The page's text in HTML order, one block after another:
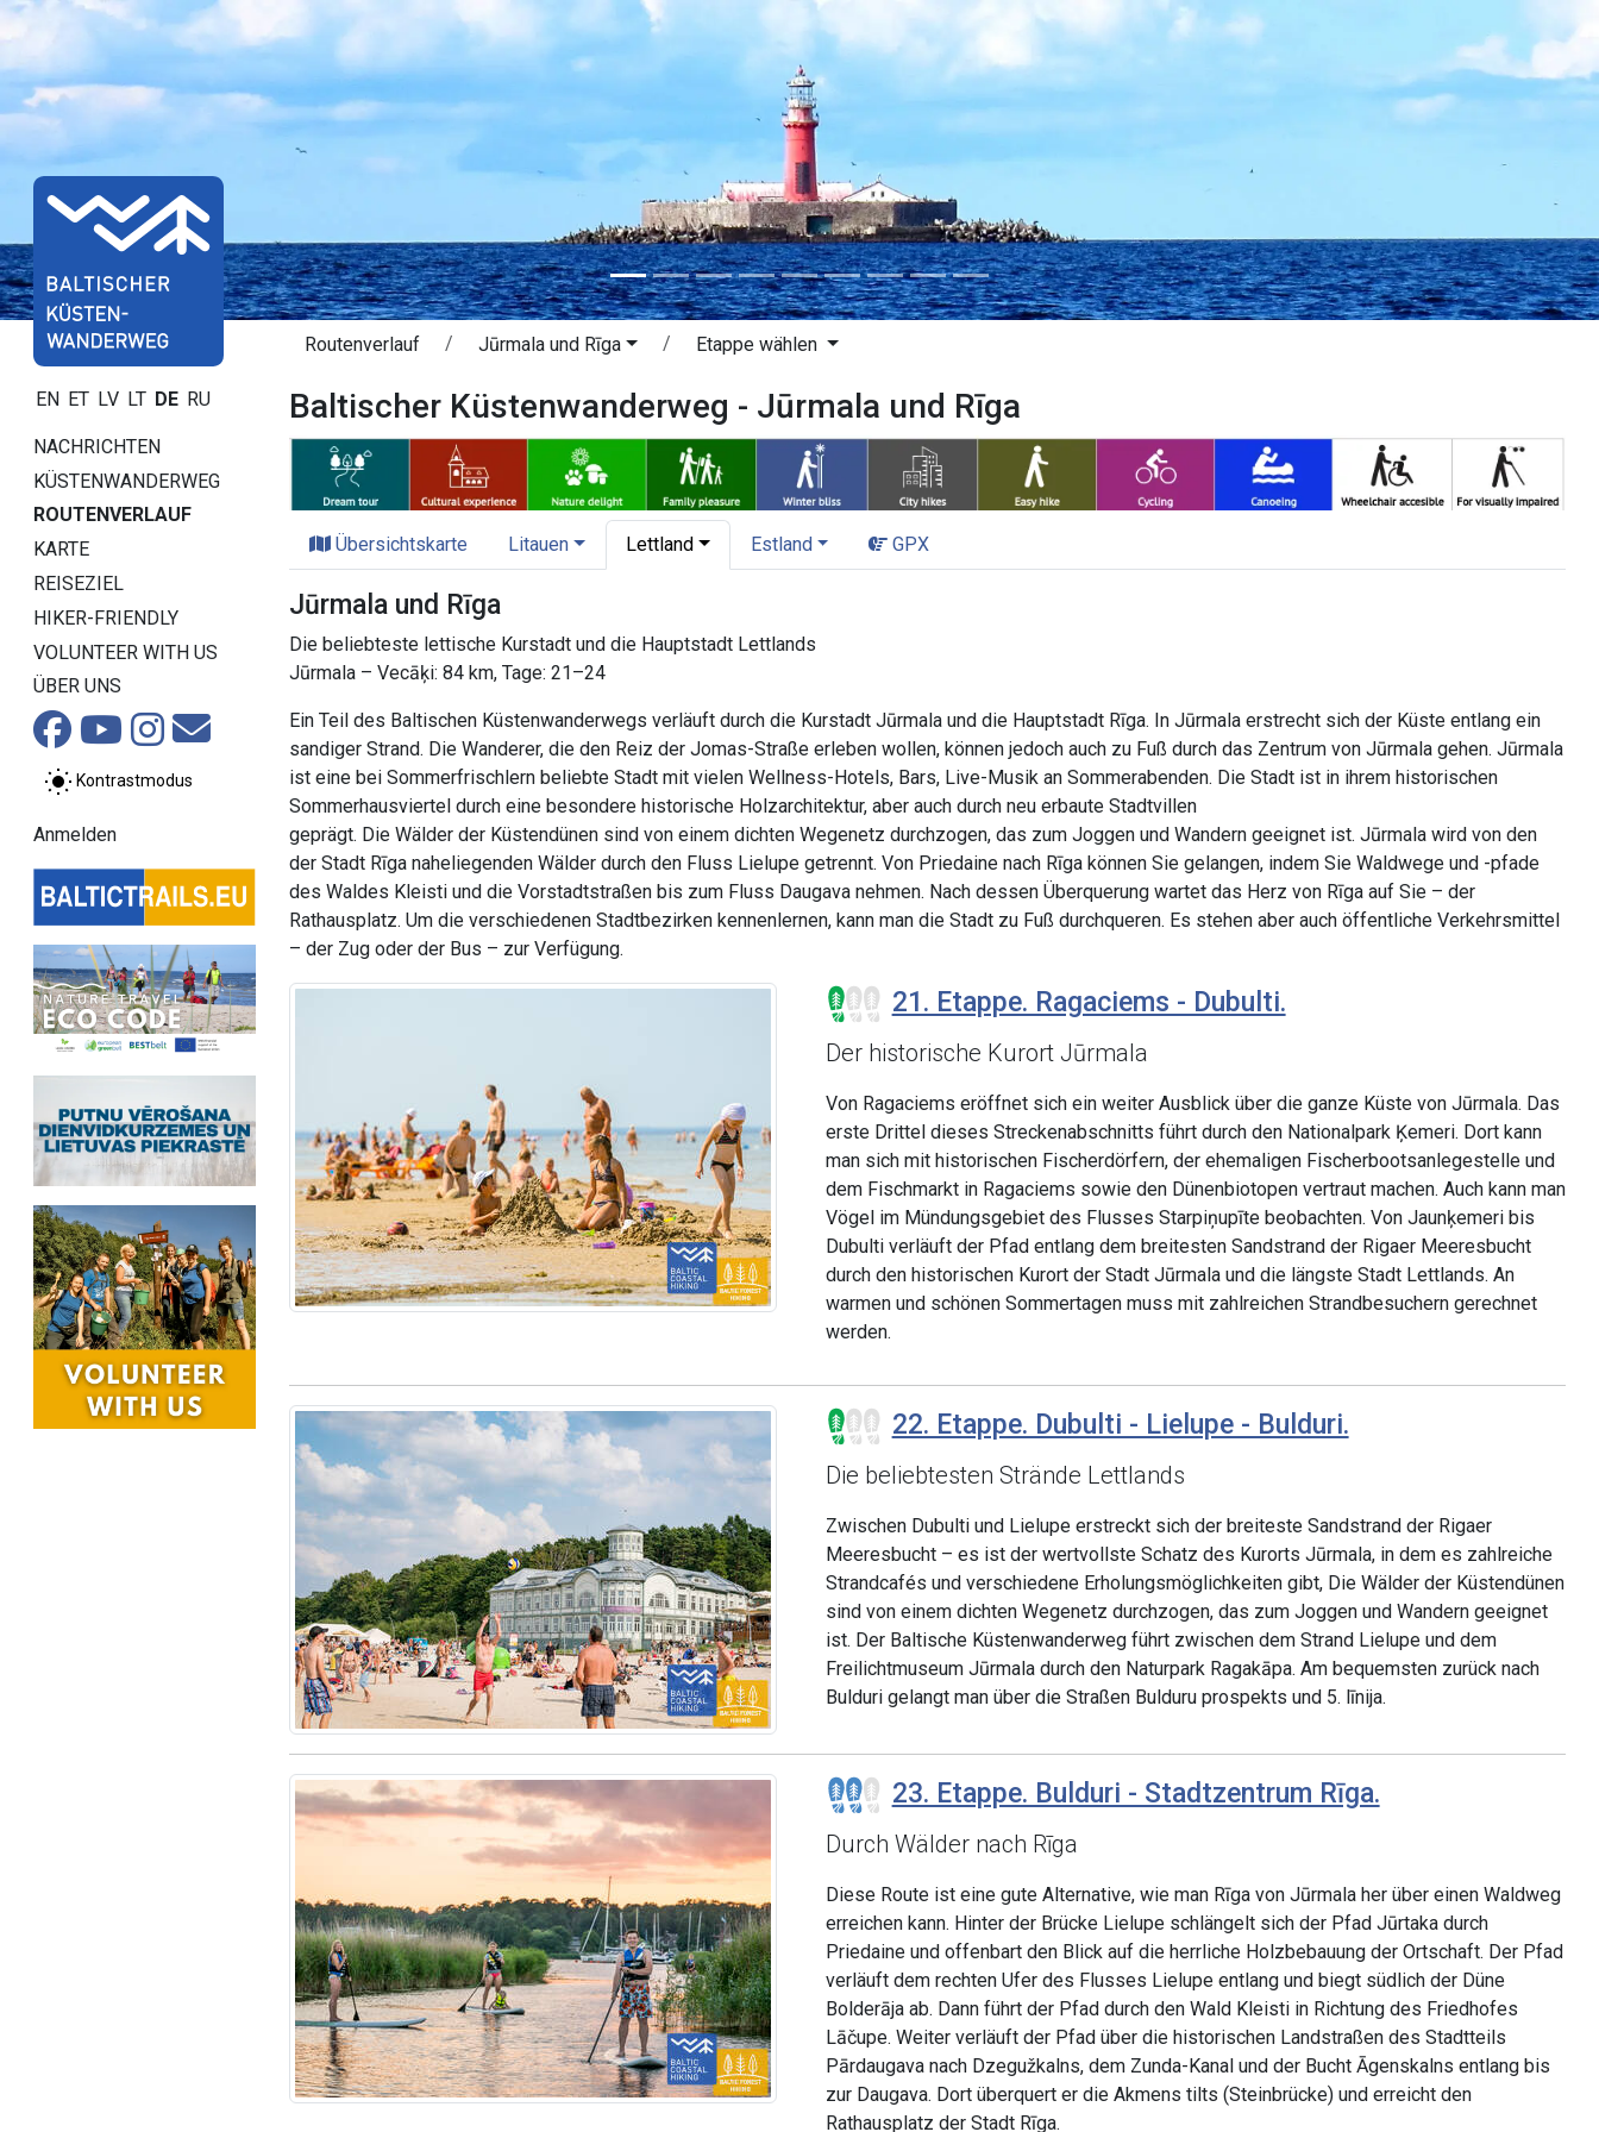
EN ET LV LT DE RU
NACHRICHTEN
KÜSTENWANDERWEG
ROUTENVERLAUF
KARTE
REISEZIEL
HIKER-FRIENDLY
VOLUNTEER WITH US
ÜBER UNS
Kontrastmodus
Anmelden
Routenverlauf Jūrmala und Rīga Etappe wählen
Baltischer Küstenwanderweg - Jūrmala und Rīga
Übersichtskarte Litauen Lettland Estland GPX
Jūrmala und Rīga
Die beliebteste lettische Kurstadt und die Hauptstadt Lettlands
Jūrmala – Vecāķi: 84 km, Tage: 21–24
Ein Teil des Baltischen Küstenwanderwegs verläuft durch die Kurstadt Jūrmala und die Hauptstadt Rīga. In Jūrmala erstrecht sich der Küste entlang ein
sandiger Strand. Die Wanderer, die den Reiz der Jomas-Straße erleben wollen, können jedoch auch zu Fuß durch das Zentrum von Jūrmala gehen. Jūrmala
ist eine bei Sommerfrischlern beliebte Stadt mit vielen Wellness-Hotels, Bars, Live-Musik an Sommerabenden. Die Stadt ist in ihrem historischen
Sommerhausviertel durch eine besondere historische Holzarchitektur, aber auch durch neu erbaute Stadtvillen
geprägt. Die Wälder der Küstendünen sind von einem dichten Wegenetz durchzogen, das zum Joggen und Wandern geeignet ist. Jūrmala wird von den
der Stadt Rīga naheliegenden Wälder durch den Fluss Lielupe getrennt. Von Priedaine nach Rīga können Sie gelangen, indem Sie Waldwege und -pfade
des Waldes Kleisti und die Vorstadtstraßen bis zum Fluss Daugava nehmen. Nach dessen Überquerung wartet das Herz von Rīga auf Sie – der
Rathausplatz. Um die verschiedenen Stadtbezirken kennenlernen, kann man die Stadt zu Fuß durchqueren. Es stehen aber auch öffentliche Verkehrsmittel
– der Zug oder der Bus – zur Verfügung.
21. Etappe. Ragaciems - Dubulti.
Der historische Kurort Jūrmala
Von Ragaciems eröffnet sich ein weiter Ausblick über die ganze Küste von Jūrmala. Das
erste Drittel dieses Streckenabschnitts führt durch den Nationalpark Ķemeri. Dort kann
man sich mit historischen Fischerdörfern, der ehemaligen Fischerbootsanlegestelle und
dem Fischmarkt in Ragaciems sowie den Dünenbiotopen vertraut machen. Auch kann man
Vögel im Mündungsgebiet des Flusses Starpiņupīte beobachten. Von Jaunķemeri bis
Dubulti verläuft der Pfad entlang dem breitesten Sandstrand der Rigaer Meeresbucht
durch den historischen Kurort der Stadt Jūrmala und die längste Stadt Lettlands. An
warmen und schönen Sommertagen muss mit zahlreichen Strandbesuchern gerechnet
werden.
22. Etappe. Dubulti - Lielupe - Bulduri.
Die beliebtesten Strände Lettlands
Zwischen Dubulti und Lielupe erstreckt sich der breiteste Sandstrand der Rigaer
Meeresbucht – es ist der wertvollste Schatz des Kurorts Jūrmala, in dem es zahlreiche
Strandcafés und verschiedene Erholungsmöglichkeiten gibt, Die Wälder der Küstendünen
sind von einem dichten Wegenetz durchzogen, das zum Joggen und Wandern geeignet
ist. Der Baltische Küstenwanderweg führt zwischen dem Strand Lielupe und dem
Freilichtmuseum Jūrmala durch den Naturpark Ragakāpa. Am bequemsten zurück nach
Bulduri gelangt man über die Straßen Bulduru prospekts und 5. līnija.
23. Etappe. Bulduri - Stadtzentrum Rīga.
Durch Wälder nach Rīga
Diese Route ist eine gute Alternative, wie man Rīga von Jūrmala her über einen Waldweg
erreichen kann. Hinter der Brücke Lielupe schlängelt sich der Pfad Jūrtaka durch
Priedaine und offenbart den Blick auf die herrliche Holzbebauung der Ortschaft. Der Pfad
verläuft dem rechten Ufer des Flusses Lielupe entlang und biegt südlich der Düne
Bolderāja ab. Dann führt der Pfad durch den Wald Kleisti in Richtung des Friedhofes
Lāčupe. Weiter verläuft der Pfad über die historischen Landstraßen des Stadtteils
Pārdaugava nach Dzegužkalns, dem Zunda-Kanal und der Bucht Āgenskalns entlang bis
zur Daugava. Dort überquert er die Akmens tilts (Steinbrücke) und erreicht den
Rathausplatz der Stadt Rīga.